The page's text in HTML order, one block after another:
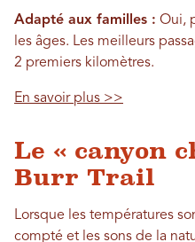
Adapté aux familles : Oui,
les âges. Les meilleurs
2 premiers kilomètres.
En savoir plus >>
Le « canyon
Burr Trail
Lorsque les températures
compté et les sons de la